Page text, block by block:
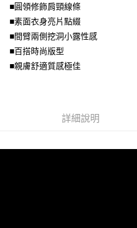
資料（包含姓名、電話或地址）提供
由本公司與您本人進行分期帳單所需資
3.完整用戶服務條款，請詳閱以下連結：
※ 交易是否成功請以「AFTEE先享後
是否繳費成功／繳費後需取消欲退款
客戶支援中心」 https://
【注意事項】
易，需依本服務之必要範圍內提供個人
３．未成年的使用者請事先徵得法定
「AFTEE先享後付」，若未經同意申
付款後7-11取貨
每筆NT$70，滿NT$699(含以上)免
宅配
■圓領修飾肩頸線條
■素面衣身亮片點綴
■間臂兩側挖洞小露性感
■百搭時尚版型
■親膚舒適質感極佳
詳細說明